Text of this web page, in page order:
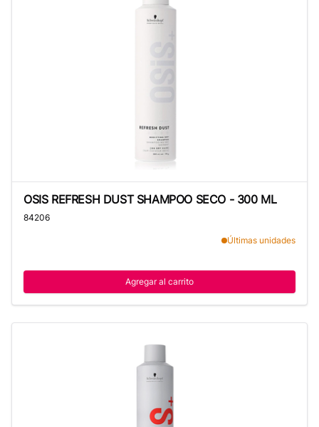
OSIS REFRESH DUST SHAMPOO SECO - 300 ML
84206
Últimas unidades
Agregar al carrito